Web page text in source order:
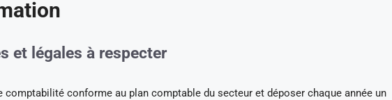
et légales à respecter
conforme au plan comptable du secteur et déposer chaque année un